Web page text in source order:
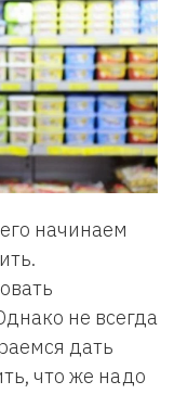
начинаем
не всегда
дать
что же надо